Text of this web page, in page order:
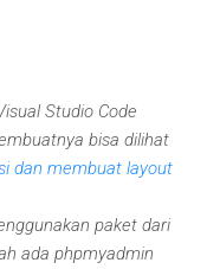
Studio Code
bisa dilihat
dan membuat layout
paket dari
ada phpmyadmin